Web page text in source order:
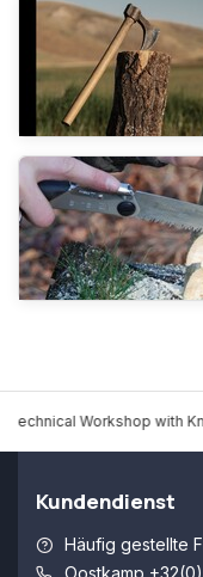
Technical Workshop with
Kundendienst
Häufig gestellte
Oostkamp